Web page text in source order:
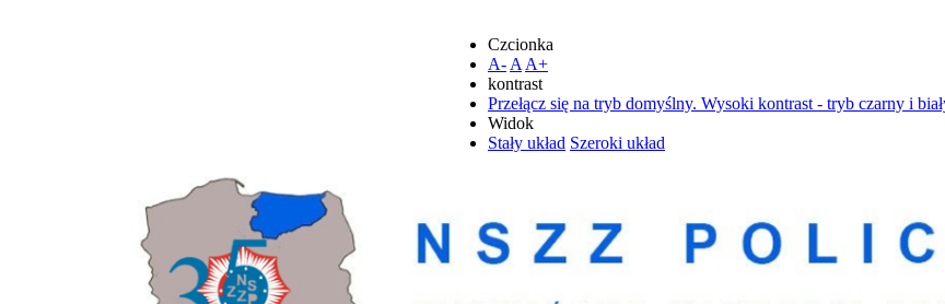
Czcionka
A- A A+
kontrast
Przełącz się na tryb domyślny. Wysoki kontrast - tryb czarny i
Widok
Stały układ Szeroki układ